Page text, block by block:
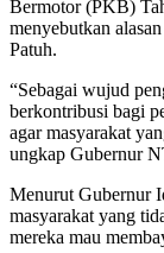
Bermotor (PKB)
menyebutkan
Patuh.
“Sebagai wujud
berkontribusi bagi
agar masyarakat
ungkap Gubernur
Menurut Gubernur
masyarakat yang
mereka mau